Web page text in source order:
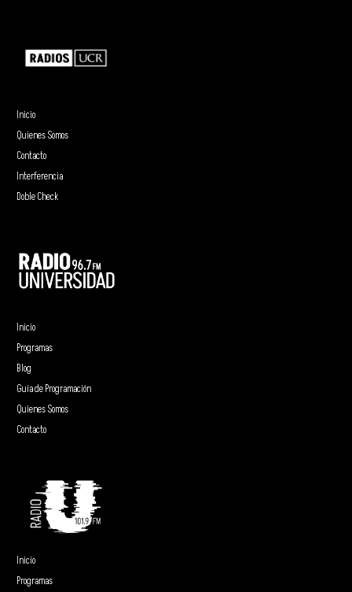
Inicio
Quienes Somos
Contacto
Interferencia
Doble Check
Inicio
Programas
Blog
Guía de Programación
Quienes Somos
Contacto
Inicio
Programas